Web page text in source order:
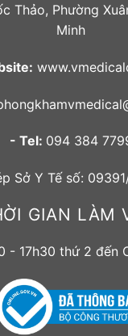
Thảo, Phường
Minh
- Tel: 094 384
Sở Y Tế số:
GIAN LÀM
- 17h30 thứ 2 đến